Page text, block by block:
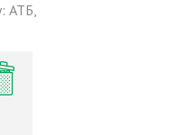
АТБ,